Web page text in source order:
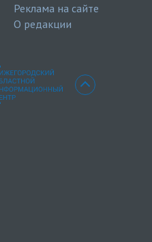
Реклама на сайте
О редакции